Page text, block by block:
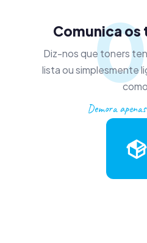
Comunica os
Diz-nos que toners
lista ou simplesmente
Demora